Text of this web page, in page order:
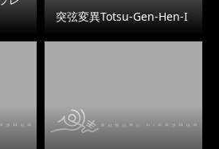
突弦変異Totsu-Gen-Hen-I